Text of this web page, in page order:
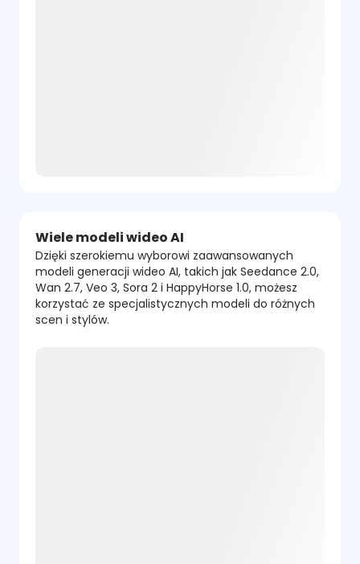
Wiele modeli wideo AI
Dzięki szerokiemu wyborowi zaawansowanych
modeli generacji wideo AI, takich jak Seedance 2.0,
Wan 2.7, Veo 3, Sora 2 i HappyHorse 1.0, możesz
korzystać ze specjalistycznych modeli do różnych
scen i stylów.